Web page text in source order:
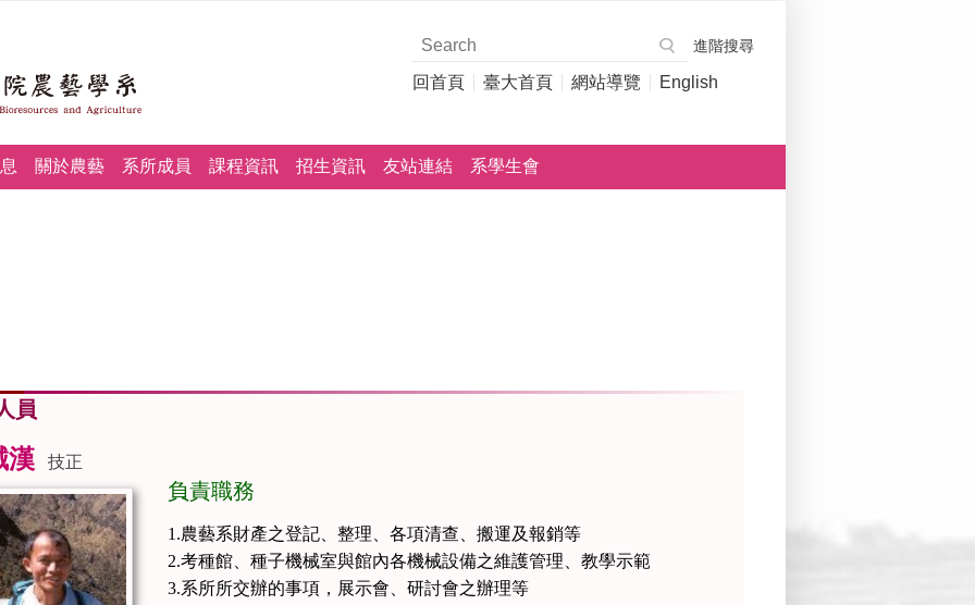
進階搜尋
回首頁 臺大首頁 網站導覽 English
關於農藝 系所成員 課程資訊 招生資訊 友站連結 系學生會
員
漢 技正
負責職務
1.農藝系財產之登記、整理、各項清查、搬運及報銷等
2.考種館、種子機械室與館內各機械設備之維護管理、教學示範
3.系所所交辦的事項，展示會、研討會之辦理等